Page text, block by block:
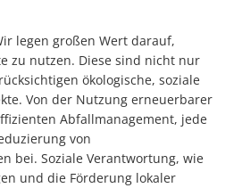
legen großen Wert darauf,
zu nutzen. Diese sind nicht nur
ökologische, soziale
Von der Nutzung erneuerbarer
Abfallmanagement, jede
von
bei. Soziale Verantwortung, wie
und die Förderung lokaler